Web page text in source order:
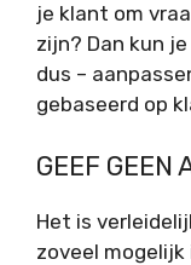
je klant om
zijn? Dan kun
dus –
gebaseerd op
GEEF GEEN
Het is
zoveel